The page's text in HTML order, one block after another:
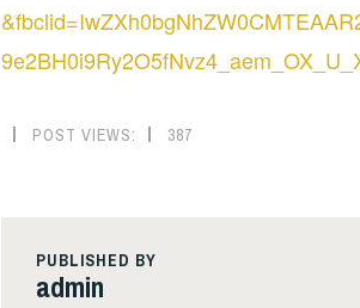
POST VIEWS: 387
PUBLISHED BY
admin